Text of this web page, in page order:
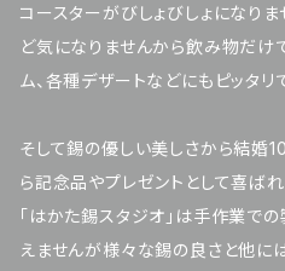
コースターがびしょびしょになりま
ど気になりませんから飲み物だけ
ム、各種デザートなどにもピッタリで
そして錫の優しい美しさから結婚
ら記念品やプレゼントとして喜ばれ
「はかた錫スタジオ」は手作業で
えませんが様々な錫の良さと他に